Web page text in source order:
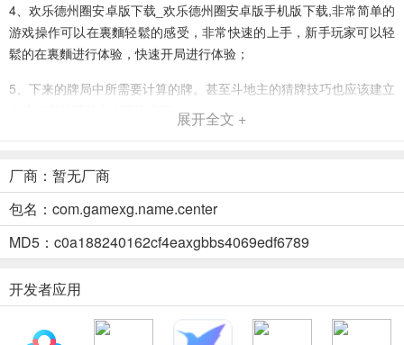
4、欢乐德州圈安卓版下载_欢乐德州圈安卓版手机版下载,非常简单的
游戏操作可以在裏麵轻鬆的感受，非常快速的上手，新手玩家可以轻
鬆的在裏麵进行体验，快速开局进行体验；
5、下来的牌局中所需要计算的牌。甚至斗地主的猜牌技巧也应该建立
在这二者的基础之上玩家点评：
略。疯狂炸金花,充注抢庄游戏玩法新鲜刺激性持续，一起也可以给你
乐翻天。玩家点评：
白金岛跑得快说明
1、这是一款最近十分火爆的手机棋牌游戏，齐全的娱乐类型让玩家感
匹配，火速开局，真人玩家在线pk，乐趣无穷，白金岛跑得快感兴趣
的小伙伴快来下载游戏试试吧~
展开全文 +
厂商：暂无厂商
包名：com.gamexg.name.center
MD5：c0a188240162cf4eaxgbbs4069edf6789
开发者应用